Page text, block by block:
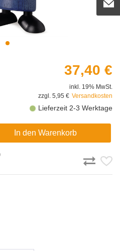
37,40 €
inkl. 19% MwSt.
zzgl. 5,95 € Versandkosten
Lieferzeit 2-3 Werktage
In den Warenkorb